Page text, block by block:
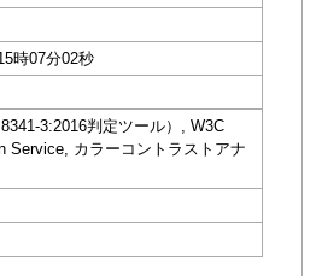
時07分02秒
3:2016判定ツール）, W3C
Service, カラーコントラストアナ